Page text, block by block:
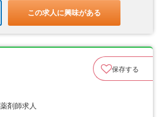
この求人に興味がある
保存する
剤師求人